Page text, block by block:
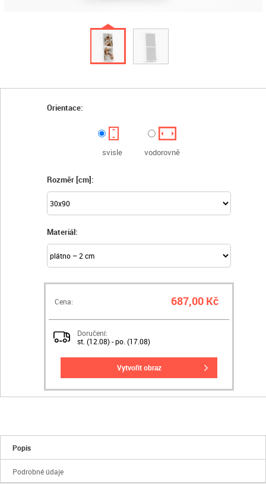
Orientace:
svisle vodorovně
Rozměr [cm]:
Materiál:
Cena: 687,00 Kč
Doručení:
st. (12.08) - po. (17.08)
vytvořit obraz
Popis
Podrobné údaje